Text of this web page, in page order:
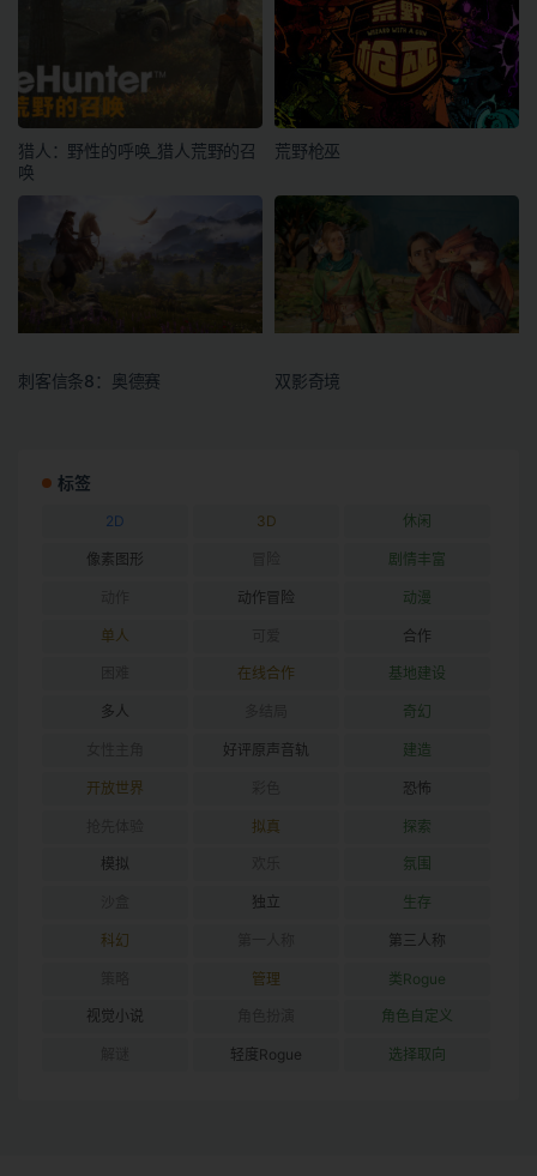
猎人：野性的呼唤_猎人荒野的召
唤
荒野枪巫
刺客信条8：奥德赛 双影奇境
标签
2D 3D 休闲
像素图形 剧情丰富
动作冒险 动漫
单人 合作
在线合作 基地建设
多人 奇幻
好评原声音轨 建造
开放世界 恐怖
拟真 探索
模拟 氛围
独立 生存
科幻 第三人称
管理 类Rogue
视觉小说 角色自定义
轻度Rogue 选择取向